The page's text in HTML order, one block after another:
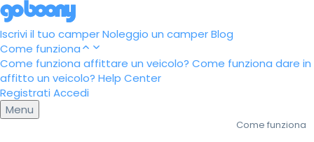
Iscrivi il tuo camperNoleggio un camperBlog
Come funziona
Come funziona affittare un veicolo? Come funziona dare in
affitto un veicolo? Help Center
Registrati Accedi
Menu
Come funziona